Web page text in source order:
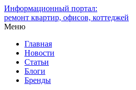
Информационный портал:
ремонт квартир, офисов, коттеджей
Меню
Главная
Новости
Статьи
Блоги
Бренды